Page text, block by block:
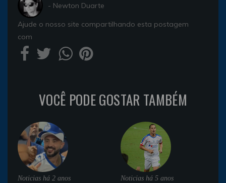
- Newton Duarte
Ajude o nosso site compartilhando esta postagem
com
VOCÊ PODE GOSTAR TAMBÉM
Noticias há 2 anos Noticias há 5 anos